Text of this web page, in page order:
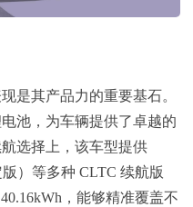
是其产品力的重要基石。
池，为车辆提供了卓越的
选择上，该车型提供
）等多种 CLTC 续航版
，能够精准覆盖不